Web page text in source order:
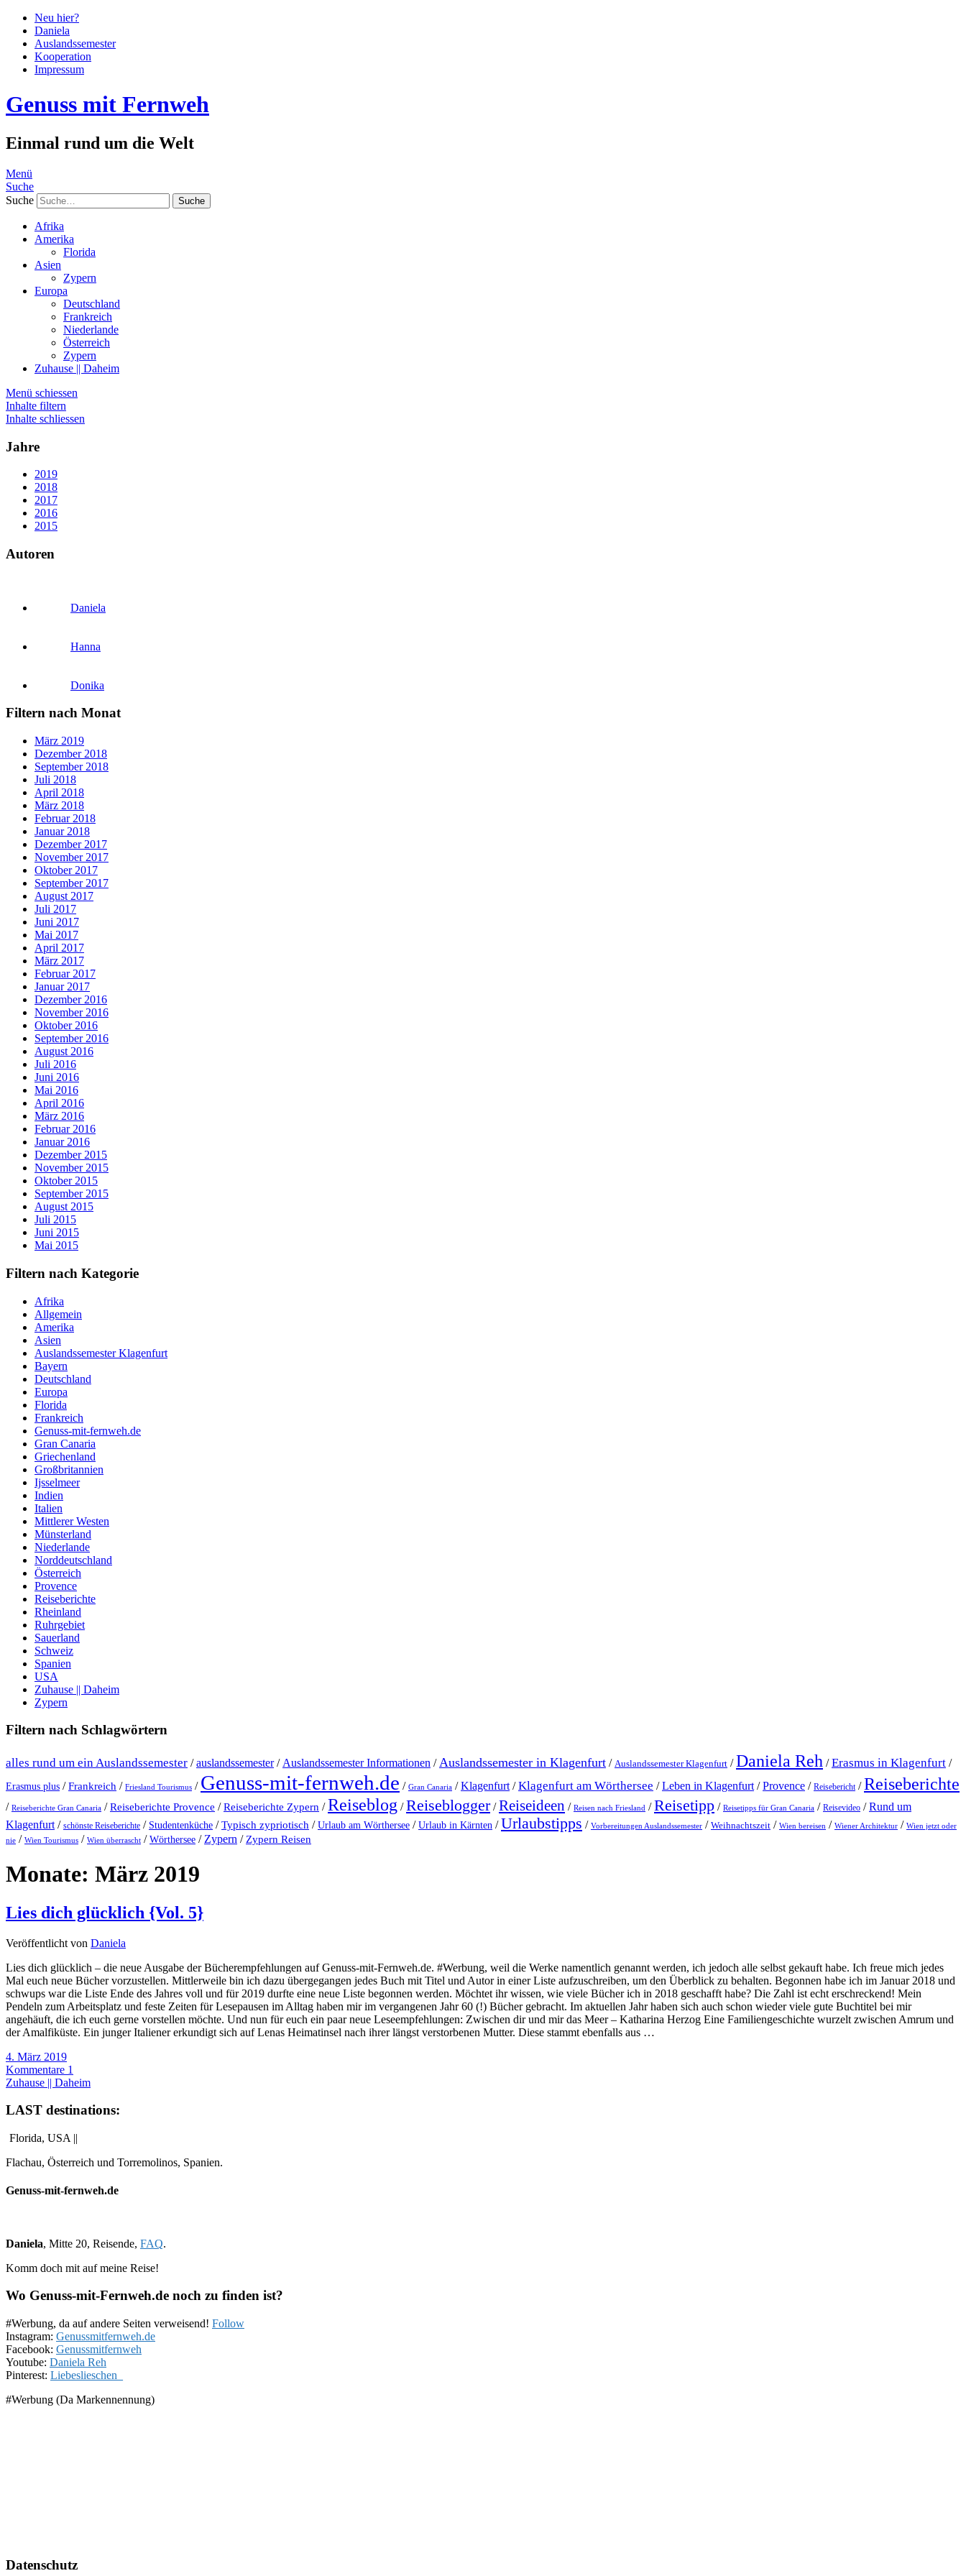
Neu hier?
Daniela
Auslandssemester
Kooperation
Impressum
Genuss mit Fernweh
Einmal rund um die Welt
Menü
Suche
Suche
Afrika
Amerika
Florida
Asien
Zypern
Europa
Deutschland
Frankreich
Niederlande
Österreich
Zypern
Zuhause || Daheim
Menü schiessen
Inhalte filtern
Inhalte schliessen
Jahre
2019
2018
2017
2016
2015
Autoren
Daniela
Hanna
Donika
Filtern nach Monat
März 2019
Dezember 2018
September 2018
Juli 2018
April 2018
März 2018
Februar 2018
Januar 2018
Dezember 2017
November 2017
Oktober 2017
September 2017
August 2017
Juli 2017
Juni 2017
Mai 2017
April 2017
März 2017
Februar 2017
Januar 2017
Dezember 2016
November 2016
Oktober 2016
September 2016
August 2016
Juli 2016
Juni 2016
Mai 2016
April 2016
März 2016
Februar 2016
Januar 2016
Dezember 2015
November 2015
Oktober 2015
September 2015
August 2015
Juli 2015
Juni 2015
Mai 2015
Filtern nach Kategorie
Afrika
Allgemein
Amerika
Asien
Auslandssemester Klagenfurt
Bayern
Deutschland
Europa
Florida
Frankreich
Genuss-mit-fernweh.de
Gran Canaria
Griechenland
Großbritannien
Ijsselmeer
Indien
Italien
Mittlerer Westen
Münsterland
Niederlande
Norddeutschland
Österreich
Provence
Reiseberichte
Rheinland
Ruhrgebiet
Sauerland
Schweiz
Spanien
USA
Zuhause || Daheim
Zypern
Filtern nach Schlagwörtern
alles rund um ein Auslandssemester /auslandssemester/ Auslandssemester Informationen / Auslandssemester in Klagenfurt / Auslandssemester Klagenfurt /Daniela Reh /Erasmus in Klagenfurt /
Erasmus plus /Frankreich / Friesland Tourismus / Genuss-mit-fernweh.de / Gran Canaria /Klagenfurt /Klagenfurt am Wörthersee /Leben in Klagenfurt /Provence / Reisebericht /Reiseberichte
/ Reiseberichte Gran Canaria /Reiseberichte Provence /Reiseberichte Zypern /Reiseblog /Reiseblogger/Reiseideen / Reisen nach Friesland /Reisetipp / Reisetipps für Gran Canaria / Reisevideo /Rund um
Klagenfurt / schönste Reiseberichte / Studentenküche /Typisch zypriotisch / Urlaub am Wörthersee / Urlaub in Kärnten /Urlaubstipps / Vorbereitungen Auslandssemester / Weihnachtszeit / Wien bereisen / Wiener Architektur / Wien jetzt oder
nie / Wien Tourismus / Wien überrascht /Wörthersee / Zypern / Zypern Reisen
Monate: März 2019
Lies dich glücklich {Vol. 5}
Veröffentlicht von Daniela
Lies dich glücklich – die neue Ausgabe der Bücherempfehlungen auf Genuss-mit-Fernweh.de. #Werbung, weil die Werke namentlich genannt werden, ich jedoch alle selbst gekauft habe. Ich freue mich jedes
Mal euch neue Bücher vorzustellen. Mittlerweile bin ich dazu übergegangen jedes Buch mit Titel und Autor in einer Liste aufzuschreiben, um den Überblick zu behalten. Begonnen habe ich im Januar 2018 und
schwups war die Liste Ende des Jahres voll und für 2019 durfte eine neue Liste begonnen werden. Möchtet ihr wissen, wie viele Bücher ich in 2018 geschafft habe? Die Zahl ist echt erschreckend! Mein
Pendeln zum Arbeitsplatz und feste Zeiten für Lesepausen im Alltag haben mir im vergangenen Jahr 60 (!) Bücher gebracht. Im aktuellen Jahr haben sich auch schon wieder viele gute Buchtitel bei mir
angehäuft, die ich euch gerne vorstellen möchte. Und nun für euch ein paar neue Leseempfehlungen: Zwischen dir und mir das Meer – Katharina Herzog Eine Familiengeschichte wurzelt zwischen Amrum und
der Amalfiküste. Ein junger Italiener erkundigt sich auf Lenas Heimatinsel nach ihrer längst verstorbenen Mutter. Diese stammt ebenfalls aus …
4. März 2019
Kommentare 1
Zuhause || Daheim
LAST destinations:
Florida, USA ||
Flachau, Österreich und Torremolinos, Spanien.
Genuss-mit-fernweh.de
Daniela, Mitte 20, Reisende, FAQ.
Komm doch mit auf meine Reise!
Wo Genuss-mit-Fernweh.de noch zu finden ist?
#Werbung, da auf andere Seiten verweisend! Follow
Instagram: Genussmitfernweh.de
Facebook: Genussmitfernweh
Youtube: Daniela Reh
Pinterest: Liebeslieschen_
#Werbung (Da Markennennung)
Datenschutz